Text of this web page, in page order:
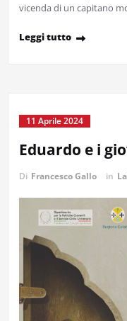
vicenda di un capitano
Leggi tutto
11 Aprile 2024
Eduardo e i
Di Francesco Gallo in